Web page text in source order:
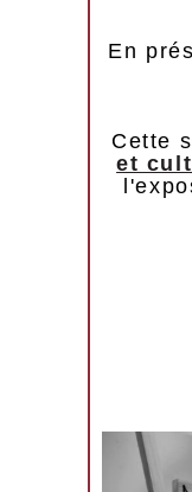
En
Cette
et